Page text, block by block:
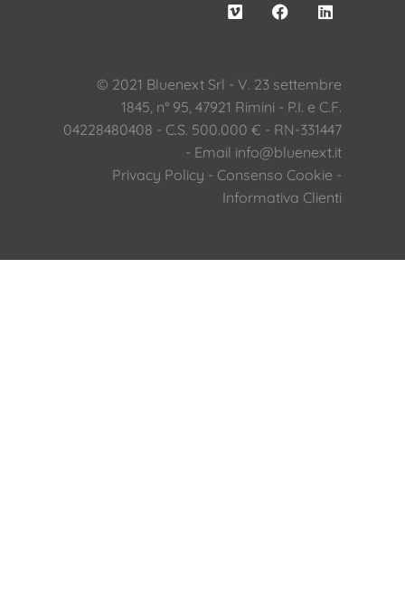
© 2021 Bluenext Srl - V. 23 settembre
1845, n° 95, 47921 Rimini - P.I. e C.F.
04228480408 - C.S. 500.000 € - RN-331447
- Email info@bluenext.it
Privacy Policy - Consenso Cookie -
Informativa Clienti